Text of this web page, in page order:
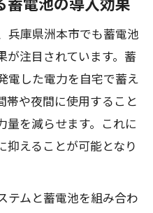
蓄電池の導入効果
兵庫県洲本市でも蓄電池
が注目されています。蓄
電した電力を自宅で蓄え
帯や夜間に使用すること
量を減らせます。これに
抑えることが可能となり
テムと蓄電池を組み合わ